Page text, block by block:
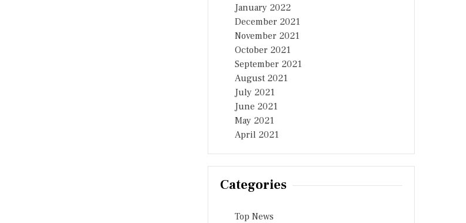
January 2022
December 2021
November 2021
October 2021
September 2021
August 2021
July 2021
June 2021
May 2021
April 2021
Categories
Top News